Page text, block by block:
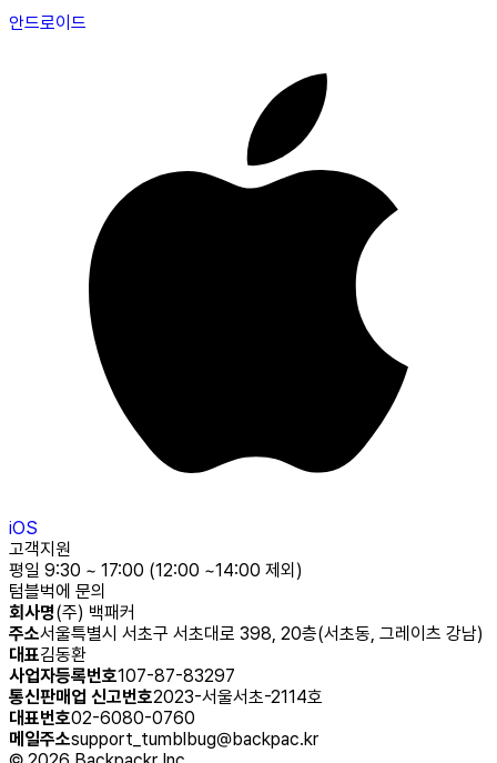
안드로이드
iOS
고객지원
평일 9:30 ~ 17:00 (12:00 ~14:00 제외)
텀블벅에 문의
회사명(주) 백패커
주소서울특별시 서초구 서초대로 398, 20층(서초동, 그레이츠 강남)
대표김동환
사업자등록번호107-87-83297
통신판매업 신고번호2023-서울서초-2114호
대표번호02-6080-0760
메일주소support_tumblbug@backpac.kr